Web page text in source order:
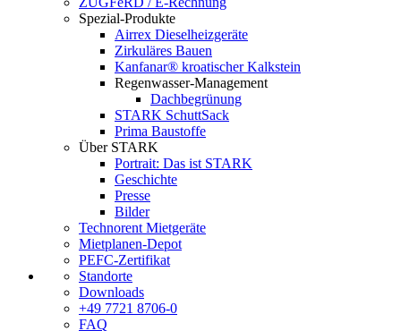
Spezial-Produkte
Airrex Dieselheizgeräte
Zirkuläres Bauen
Kanfanar® kroatischer Kalkstein
Regenwasser-Management
Dachbegrünung
STARK SchuttSack
Prima Baustoffe
Über STARK
Portrait: Das ist STARK
Geschichte
Presse
Bilder
Technorent Mietgeräte
Mietplanen-Depot
PEFC-Zertifikat
Standorte
Downloads
+49 7721 8706-0
FAQ